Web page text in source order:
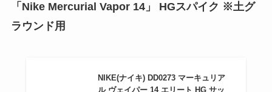
「Nike Mercurial Vapor 14」 HGスパイク ※土グ
ラウンド用
NIKE(ナイキ) DD0273 マーキュリア
ル ヴェイパー 14 エリート HG サッ